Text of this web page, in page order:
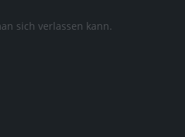
sich verlassen kann.